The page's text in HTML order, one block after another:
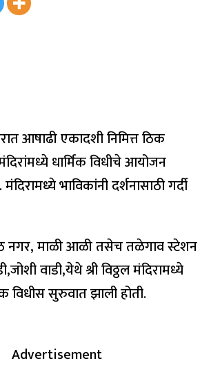
आषाढी एकादशी निमित्त ठिक
धार्मिक विधीचे आयोजन
भाविकांनी दर्शनासाठी गर्दी
नगर, माळी आळी तसेच तळेगाव स्टेशन
वाडी,येथे श्री विठ्ठल मंदिरामध्ये
विधीस सुरुवात झाली होती.
Advertisement